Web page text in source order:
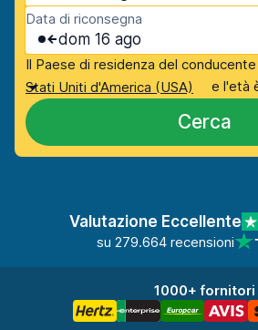
Data di riconsegna
dom 16 ago
Il Paese di residenza del
Stati Uniti d'America (USA)
e l'età
Cerca
Valutazione Eccellente
su 279.664 recensioni
1000+ fornitori